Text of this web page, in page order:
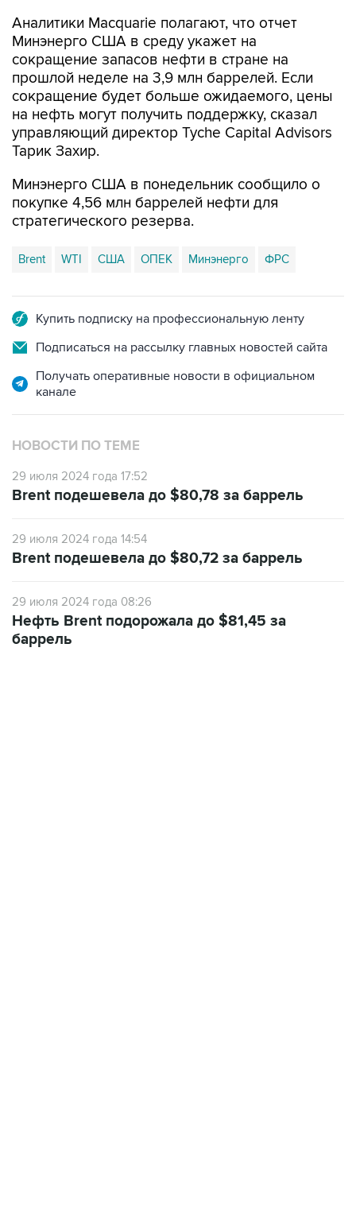
Аналитики Macquarie полагают, что отчет
Минэнерго США в среду укажет на
сокращение запасов нефти в стране на
прошлой неделе на 3,9 млн баррелей. Если
сокращение будет больше ожидаемого, цены
на нефть могут получить поддержку, сказал
управляющий директор Tyche Capital Advisors
Тарик Захир.
Минэнерго США в понедельник сообщило о
покупке 4,56 млн баррелей нефти для
стратегического резерва.
Brent WTI США ОПЕК Минэнерго ФРС
Купить подписку на профессиональную ленту
Подписаться на рассылку главных новостей сайта
Получать оперативные новости в официальном
канале
НОВОСТИ ПО ТЕМЕ
29 июля 2024 года 17:52
Brent подешевела до $80,78 за баррель
29 июля 2024 года 14:54
Brent подешевела до $80,72 за баррель
29 июля 2024 года 08:26
Нефть Brent подорожала до $81,45 за
баррель